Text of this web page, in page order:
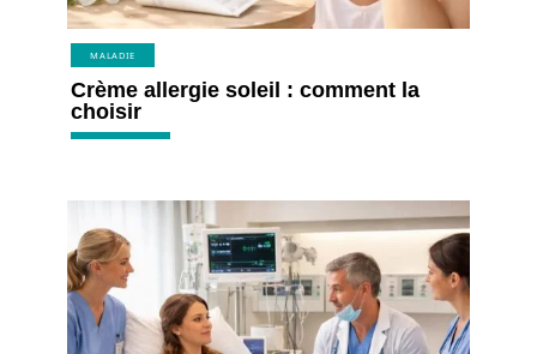
MALADIE
Crème allergie soleil : comment la
choisir